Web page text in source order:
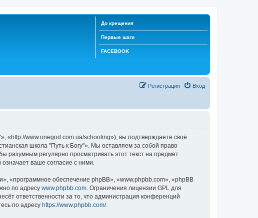
До крещения
Первые шаги
FACEBOOK
Вход
Регистрация
«http://www.onegod.com.ua/schooling»), вы подтверждаете своё
школа "Путь к Богу"». Мы оставляем за собой право
разумным регулярно просматривать этот текст на предмет
ваше согласие с ними.
«программное обеспечение phpBB», «www.phpbb.com», «phpBB
по адресу www.phpbb.com. Ограничения лицензии GPL для
ответственности за то, что администрация конференций
по адресу https://www.phpbb.com/.